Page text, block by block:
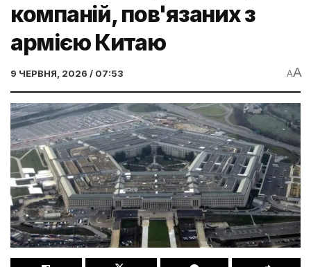
компаній, пов'язаних з
армією Китаю
9 ЧЕРВНЯ, 2026 / 07:53 AA